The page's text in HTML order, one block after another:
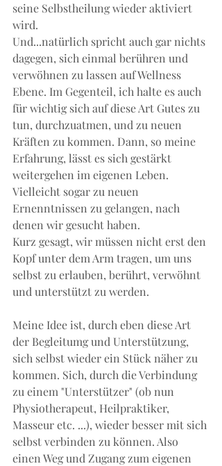
seine Selbstheilung wieder aktiviert
wird.
Und...natürlich spricht auch gar nichts
dagegen, sich einmal berühren und
verwöhnen zu lassen auf Wellness
Ebene. Im Gegenteil, ich halte es auch
für wichtig sich auf diese Art Gutes zu
tun, durchzuatmen, und zu neuen
Kräften zu kommen. Dann, so meine
Erfahrung, lässt es sich gestärkt
weitergehen im eigenen Leben.
Vielleicht sogar zu neuen
Ernenntnissen zu gelangen, nach
denen wir gesucht haben.
Kurz gesagt, wir müssen nicht erst den
Kopf unter dem Arm tragen, um uns
selbst zu erlauben, berührt, verwöhnt
und unterstützt zu werden.
Meine Idee ist, durch eben diese Art
der Begleitumg und Unterstützung,
sich selbst wieder ein Stück näher zu
kommen. Sich, durch die Verbindung
zu einem "Unterstützer" (ob nun
Physiotherapeut, Heilpraktiker,
Masseur etc. ...), wieder besser mit sich
selbst verbinden zu können. Also
einen Weg und Zugang zum eigenen